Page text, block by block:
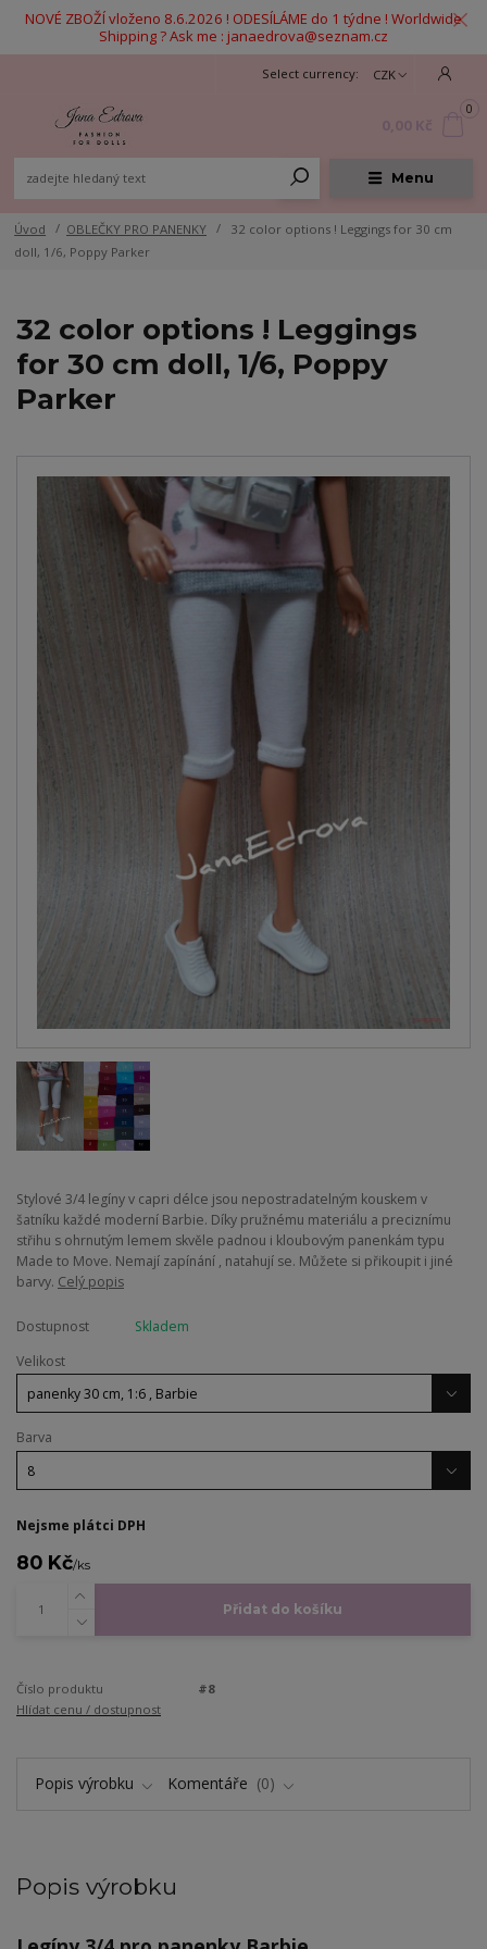
NOVÉ ZBOŽÍ vloženo 8.6.2026 ! ODESÍLÁME do 1 týdne ! Worldwide
Shipping ? Ask me : janaedrova@seznam.cz
Menu
CZK
0
Úvod OBLEČKY PRO PANENKY
32 color options ! Leggings for 30 cm
doll, 1/6, Poppy Parker
32 color options ! Leggings
for 30 cm doll, 1/6, Poppy
Parker
​Stylové 3/4 legíny v capri délce jsou nepostradatelným kouskem v
šatníku každé moderní Barbie. Díky pružnému materiálu a preciznímu
střihu s ohrnutým lemem skvěle padnou i kloubovým panenkám typu
Made to Move. Nemají zapínání , natahují se. Můžete si přikoupit i jiné
barvy. Celý popis
Dostupnost
Skladem
Velikost
Barva
Nejsme plátci DPH
80 Kč/ks
Přidat do košíku
Číslo produktu
#8
Hlídat cenu / dostupnost
Popis výrobku Komentáře 0
Popis výrobku